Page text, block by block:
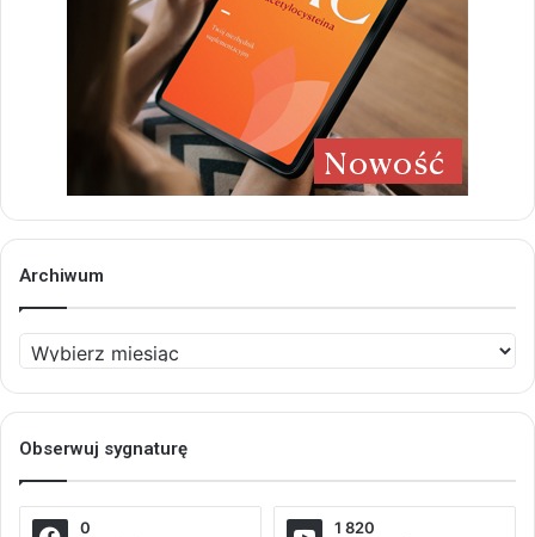
Archiwum
Archiwum
Obserwuj sygnaturę
0 1 820